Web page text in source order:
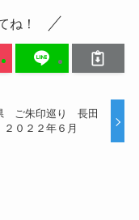
ね！
ご朱印巡り 長田
０２２年６月